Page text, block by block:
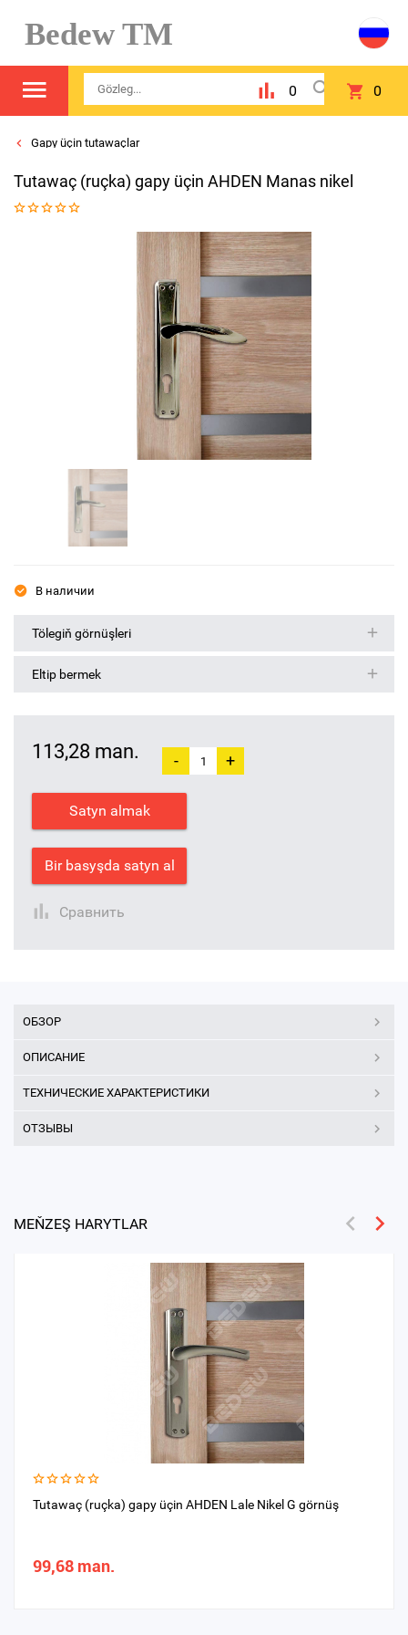
Bedew TM
0 0
Gapy üçin tutawaçlar
Tutawaç (ruçka) gapy üçin AHDEN Manas nikel
В наличии
Tölegiň görnüşleri
Eltip bermek
113,28 man. - +
Satyn almak
Bir basyşda satyn al
Сравнить
ОБЗОР
ОПИСАНИЕ
ТЕХНИЧЕСКИЕ ХАРАКТЕРИСТИКИ
ОТЗЫВЫ
MEŇZEŞ HARYTLAR
Tutawaç (ruçka) gapy üçin AHDEN Lale Nikel G görnüş
99,68 man.